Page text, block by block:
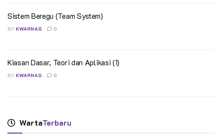
Sistem Beregu (Team System)
BY KWARNAS 0
Kiasan Dasar, Teori dan Aplikasi (1)
BY KWARNAS 0
WartaTerbaru